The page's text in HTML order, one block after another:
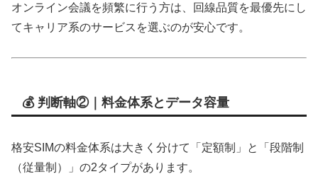
オンライン会議を頻繁に行う方は、回線品質を最優先にし
てキャリア系のサービスを選ぶのが安心です。
💰 判断軸②｜料金体系とデータ容量
格安SIMの料金体系は大きく分けて「定額制」と「段階制
（従量制）」の2タイプがあります。